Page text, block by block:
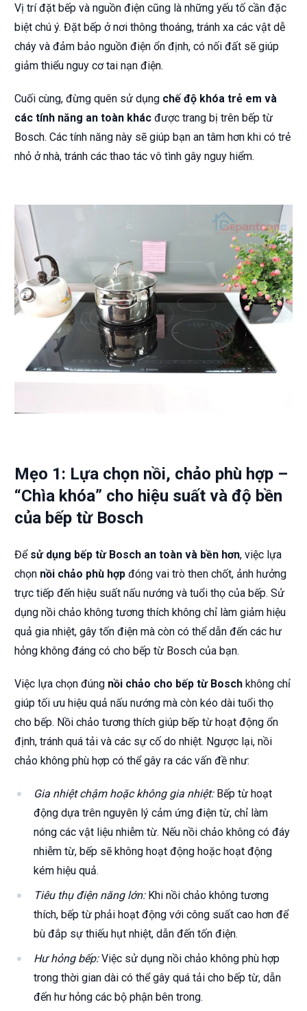
Vị trí đặt bếp và nguồn điện cũng là những yếu tố cần đặc
biệt chú ý. Đặt bếp ở nơi thông thoáng, tránh xa các vật dễ
cháy và đảm bảo nguồn điện ổn định, có nối đất sẽ giúp
giảm thiểu nguy cơ tai nạn điện.
Cuối cùng, đừng quên sử dụng chế độ khóa trẻ em và
các tính năng an toàn khác được trang bị trên bếp từ
Bosch. Các tính năng này sẽ giúp bạn an tâm hơn khi có trẻ
nhỏ ở nhà, tránh các thao tác vô tình gây nguy hiểm.
Mẹo 1: Lựa chọn nồi, chảo phù hợp –
“Chìa khóa” cho hiệu suất và độ bền
của bếp từ Bosch
Để sử dụng bếp từ Bosch an toàn và bền hơn, việc lựa
chọn nồi chảo phù hợp đóng vai trò then chốt, ảnh hưởng
trực tiếp đến hiệu suất nấu nướng và tuổi thọ của bếp. Sử
dụng nồi chảo không tương thích không chỉ làm giảm hiệu
quả gia nhiệt, gây tốn điện mà còn có thể dẫn đến các hư
hỏng không đáng có cho bếp từ Bosch của bạn.
Việc lựa chọn đúng nồi chảo cho bếp từ Bosch không chỉ
giúp tối ưu hiệu quả nấu nướng mà còn kéo dài tuổi thọ
cho bếp. Nồi chảo tương thích giúp bếp từ hoạt động ổn
định, tránh quá tải và các sự cố do nhiệt. Ngược lại, nồi
chảo không phù hợp có thể gây ra các vấn đề như:
Gia nhiệt chậm hoặc không gia nhiệt:Bếp từ hoạt
động dựa trên nguyên lý cảm ứng điện từ, chỉ làm
nóng các vật liệu nhiễm từ. Nếu nồi chảo không có đáy
nhiễm từ, bếp sẽ không hoạt động hoặc hoạt động
kém hiệu quả.
Tiêu thụ điện năng lớn:Khi nồi chảo không tương
thích, bếp từ phải hoạt động với công suất cao hơn để
bù đắp sự thiếu hụt nhiệt, dẫn đến tốn điện.
Hư hỏng bếp:Việc sử dụng nồi chảo không phù hợp
trong thời gian dài có thể gây quá tải cho bếp từ, dẫn
đến hư hỏng các bộ phận bên trong.